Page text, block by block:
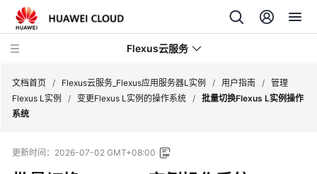
Flexus云服务
文档首页 / Flexus云服务_Flexus应用服务器L实例 / 用户指南 / 管理
Flexus L实例
/ 变更Flexus L实例的操作系统 / 批量切换Flexus L实例操作
系统
更新时间： 2026-07-02 GMT+08:00